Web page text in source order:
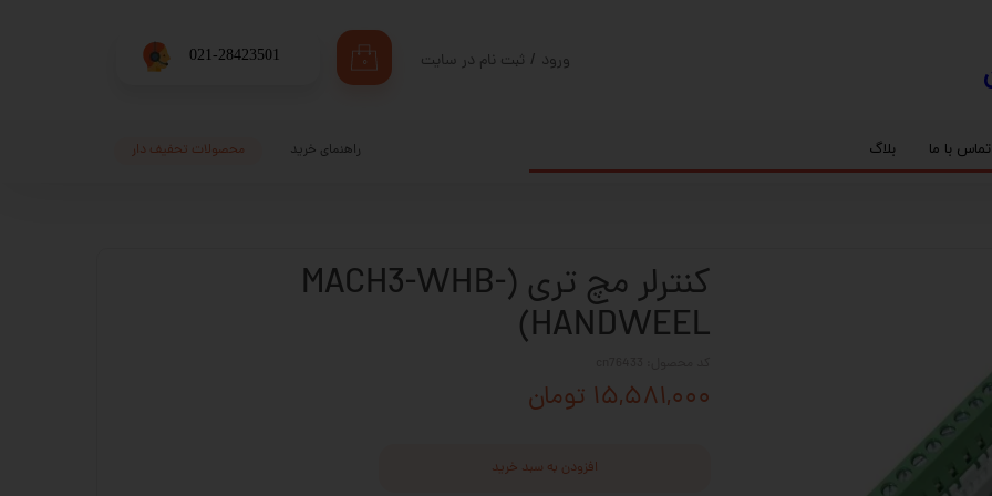
​021-28423501 ۰ ورود / ثبت نام در سایت
سفارشات
گیربکس حلزونی
تماس با ما بلاگ محصولات تحفیف دار راهنمای خرید
کنترلر مچ تری (MACH3-WHB-
HANDWEEL)
۱۵,۵۸۱,۰۰۰ تومان
افزودن به سبد خرید